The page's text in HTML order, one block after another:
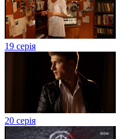
19 серія
20 серія